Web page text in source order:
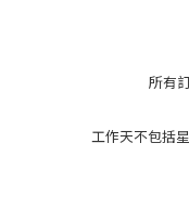
所有
工作天不包括